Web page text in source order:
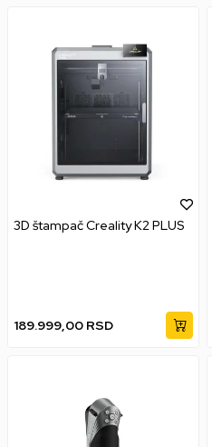
3D štampač Creality K2 PLUS
189.999,00 RSD